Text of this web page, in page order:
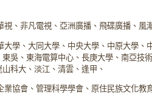
視、非凡電視、亞洲廣播、飛碟廣播、風
大學、大同大學、中央大學、中原大學
吳、東海電算中心、長庚大學、南亞技
科大、淡江、清雲、逢甲、
業協會、管理科學學會、原住民族文化教